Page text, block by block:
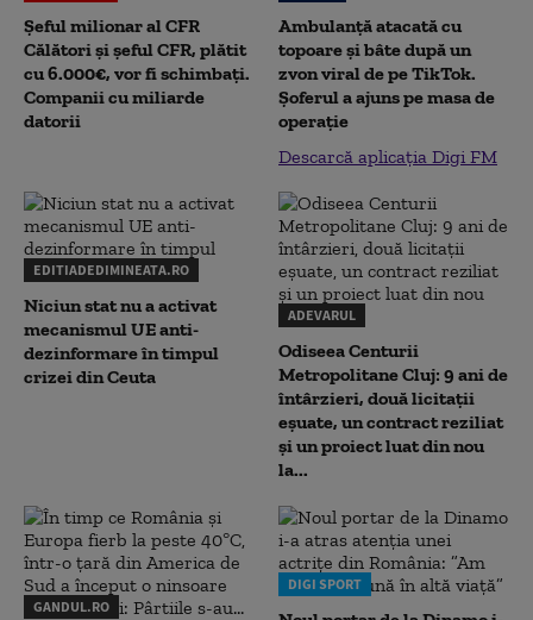
Șeful milionar al CFR
Călători și șeful CFR, plătit
cu 6.000€, vor fi schimbați.
Companii cu miliarde
datorii
Ambulanță atacată cu
topoare și bâte după un
zvon viral de pe TikTok.
Șoferul a ajuns pe masa de
operație
Descarcă aplicația Digi FM
EDITIADEDIMINEATA.RO
Niciun stat nu a activat
mecanismul UE anti-
dezinformare în timpul
crizei din Ceuta
ADEVARUL
Odiseea Centurii
Metropolitane Cluj: 9 ani de
întârzieri, două licitații
eșuate, un contract reziliat
și un proiect luat din nou
la...
GANDUL.RO
DIGI SPORT